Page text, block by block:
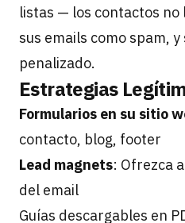
listas — los contactos no
sus emails como spam,
penalizado.
Estrategias
Formularios en su sitio
contacto, blog, footer
Lead magnets: Ofrezca
del email
Guías descargables en